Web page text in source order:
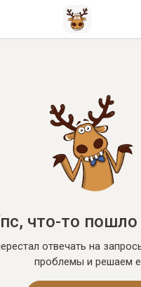
что-то пошло
отвечать на
проблемы и решаем